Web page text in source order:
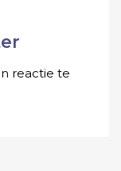
reactie te